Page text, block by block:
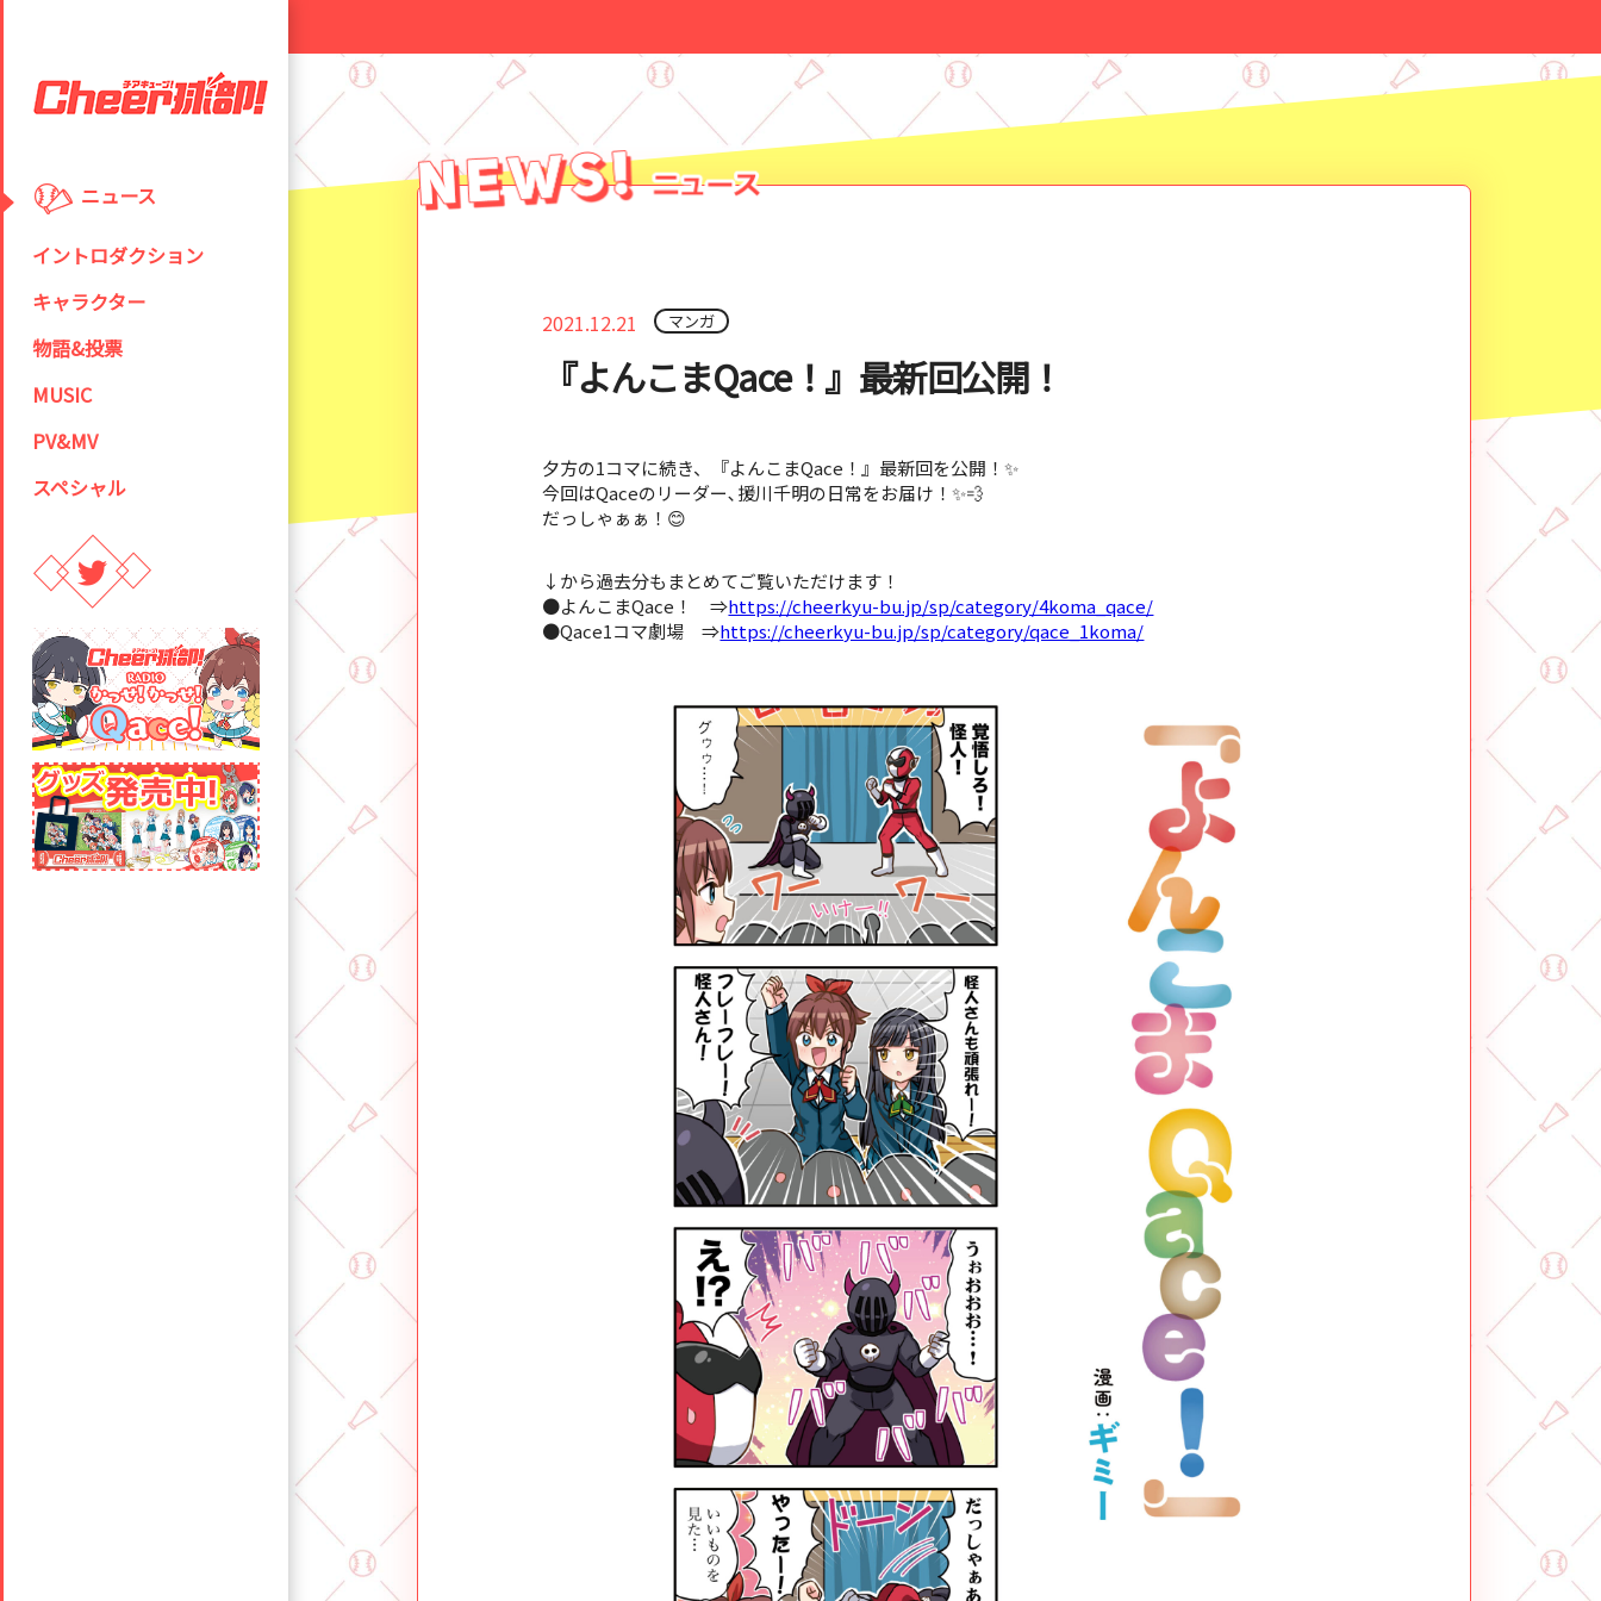
ニュース
イントロダクション
キャラクター
物語&投票
MUSIC
PV&MV
スペシャル
2021.12.21 マンガ
『よんこまQace！』最新回公開！
夕方の1コマに続き、『よんこまQace！』最新回を公開！✨
今回はQaceのリーダー､援川千明の日常をお届け！✨💨
だっしゃぁぁ！😊
↓から過去分もまとめてご覧いただけます！
●よんこまQace！ ⇒https://cheerkyu-bu.jp/sp/category/4koma_qace/
●Qace1コマ劇場 ⇒https://cheerkyu-bu.jp/sp/category/qace_1koma/